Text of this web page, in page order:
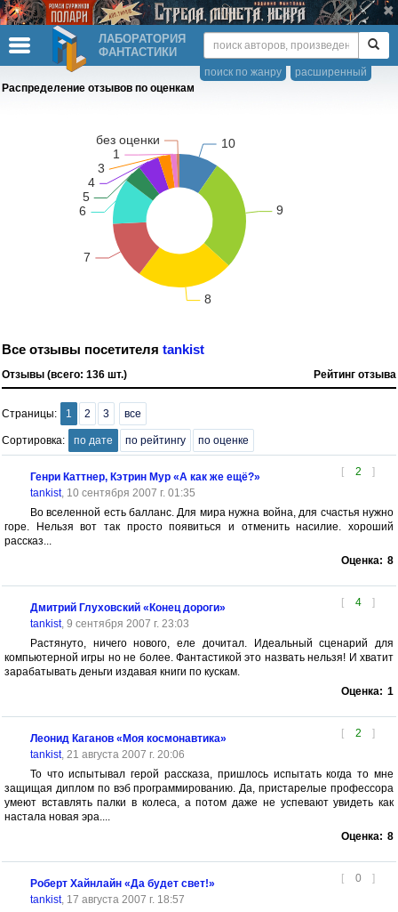
ЛАБОРАТОРИЯ
ФАНТАСТИКИ
расширенный
поиск по жанру
Распределение отзывов по оценкам
Все отзывы посетителя tankist
Отзывы (всего: 136 шт.) Рейтинг отзыва
Страницы: 1 2 3 все
Сортировка: по дате по рейтингу по оценке
[ 2 ]
Генри Каттнер, Кэтрин Мур «А как же ещё?»
tankist, 10 сентября 2007 г. 01:35
Во вселенной есть балланс. Для мира нужна война, для счастья нужно
горе. Нельзя вот так просто появиться и отменить насилие. хороший
рассказ...
Оценка: 8
[ 4 ]
Дмитрий Глуховский «Конец дороги»
tankist, 9 сентября 2007 г. 23:03
Растянуто, ничего нового, еле дочитал. Идеальный сценарий для
компьютерной игры но не более. Фантастикой это назвать нельзя! И хватит
зарабатывать деньги издавая книги по кускам.
Оценка: 1
[ 2 ]
Леонид Каганов «Моя космонавтика»
tankist, 21 августа 2007 г. 20:06
То что испытывал герой рассказа, пришлось испытать когда то мне
защищая диплом по вэб программированию. Да, пристарелые профессора
умеют вставлять палки в колеса, а потом даже не успевают увидеть как
настала новая эра....
Оценка: 8
[ 0 ]
Роберт Хайнлайн «Да будет свет!»
tankist, 17 августа 2007 г. 18:57